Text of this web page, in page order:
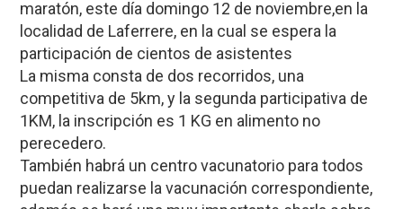
maratón, este día domingo 12 de noviembre,en la
localidad de Laferrere, en la cual se espera la
participación de cientos de asistentes
La misma consta de dos recorridos, una
competitiva de 5km, y la segunda participativa de
1KM, la inscripción es 1 KG en alimento no
perecedero.
También habrá un centro vacunatorio para todos
puedan realizarse la vacunación correspondiente,